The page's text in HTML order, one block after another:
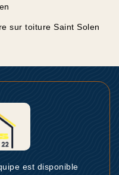
sur toiture Saint Solen
est disponible